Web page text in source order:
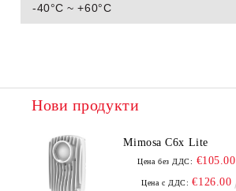
-40°C ~ +60°C
Нови продукти
Mimosa C6x Lite
Цена без ДДС: €105.00
Цена с ДДС: €126.00